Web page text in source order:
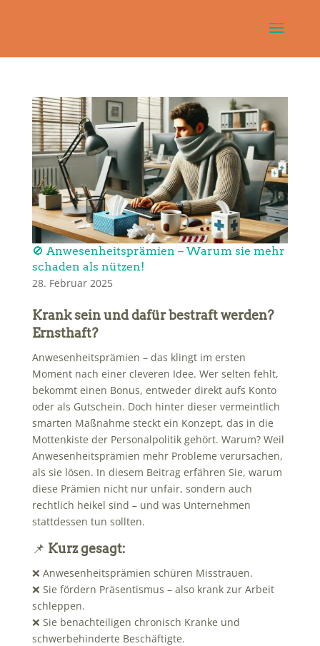
🚫 Anwesenheitsprämien – Warum sie mehr
schaden als nützen!
28. Februar 2025
Krank sein und dafür bestraft werden?
Ernsthaft?
Anwesenheitsprämien – das klingt im ersten
Moment nach einer cleveren Idee. Wer selten fehlt,
bekommt einen Bonus, entweder direkt aufs Konto
oder als Gutschein. Doch hinter dieser vermeintlich
smarten Maßnahme steckt ein Konzept, das in die
Mottenkiste der Personalpolitik gehört. Warum? Weil
Anwesenheitsprämien mehr Probleme verursachen,
als sie lösen. In diesem Beitrag erfähren Sie, warum
diese Prämien nicht nur unfair, sondern auch
rechtlich heikel sind – und was Unternehmen
stattdessen tun sollten.
📌 Kurz gesagt:
❌ Anwesenheitsprämien schüren Misstrauen.
❌ Sie fördern Präsentismus – also krank zur Arbeit
schleppen.
❌ Sie benachteiligen chronisch Kranke und
schwerbehinderte Beschäftigte.